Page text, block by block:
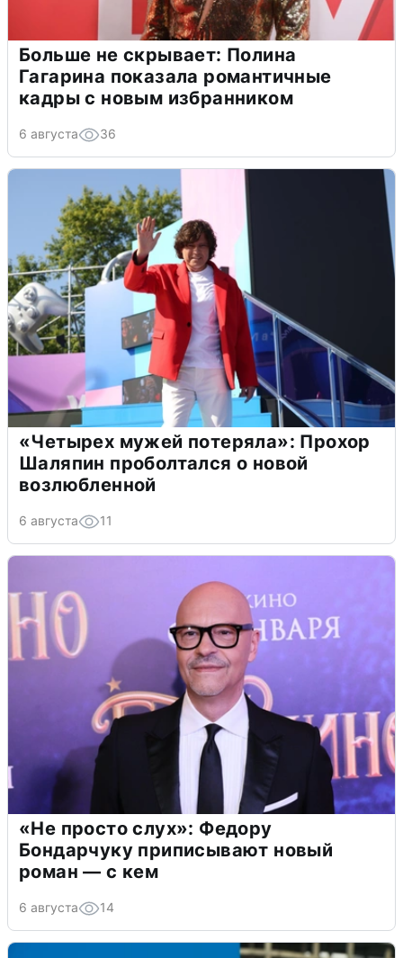
Больше не скрывает: Полина
Гагарина показала романтичные
кадры с новым избранником
6 августа 36
«Четырех мужей потеряла»: Прохор
Шаляпин проболтался о новой
возлюбленной
6 августа 11
«Не просто слух»: Федору
Бондарчуку приписывают новый
роман — с кем
6 августа 14